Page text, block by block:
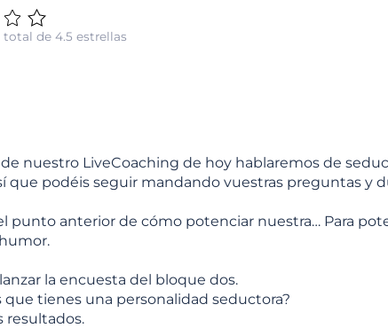
de 4.5 estrellas
nuestro LiveCoaching de hoy hablaremos de
que podéis seguir mandando vuestras preguntas
punto anterior de cómo potenciar nuestra… Para
la encuesta del bloque dos.
que tienes una personalidad seductora?
resultados.